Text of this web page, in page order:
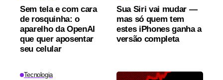
Sem tela e com cara
de rosquinha: o
aparelho da OpenAI
que quer aposentar
seu celular
Sua Siri vai mudar —
mas só quem tem
estes iPhones ganha a
versão completa
Tecnologia